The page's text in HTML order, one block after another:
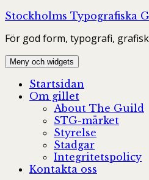
Hoppa
innehåll
Stockholms Typografiska
För god form, typografi,
Meny och widgets
Startsidan
Om gillet
About The Guild
STG-märket
Styrelse
Stadgar
Integritetspolicy
Kontakta oss